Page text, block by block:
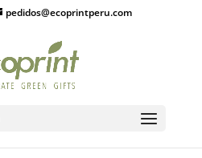
pedidos@ecoprintperu.com